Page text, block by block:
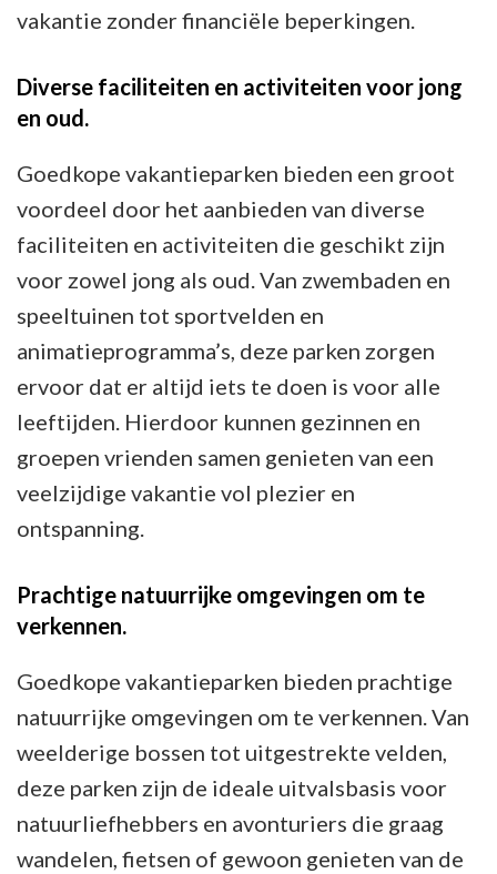
vakantie zonder financiële beperkingen.
Diverse faciliteiten en activiteiten voor jong
en oud.
Goedkope vakantieparken bieden een groot
voordeel door het aanbieden van diverse
faciliteiten en activiteiten die geschikt zijn
voor zowel jong als oud. Van zwembaden en
speeltuinen tot sportvelden en
animatieprogramma’s, deze parken zorgen
ervoor dat er altijd iets te doen is voor alle
leeftijden. Hierdoor kunnen gezinnen en
groepen vrienden samen genieten van een
veelzijdige vakantie vol plezier en
ontspanning.
Prachtige natuurrijke omgevingen om te
verkennen.
Goedkope vakantieparken bieden prachtige
natuurrijke omgevingen om te verkennen. Van
weelderige bossen tot uitgestrekte velden,
deze parken zijn de ideale uitvalsbasis voor
natuurliefhebbers en avonturiers die graag
wandelen, fietsen of gewoon genieten van de